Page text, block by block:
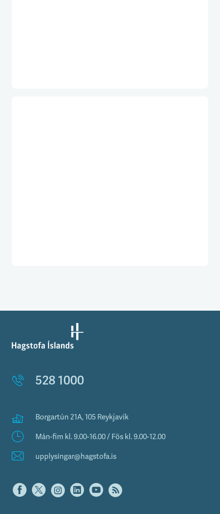
528 1000
Borgartún 21A, 105 Reykjavík
Mán-fim kl. 9.00-16.00 / Fös kl. 9.00-12.00
upplysingar@hagstofa.is